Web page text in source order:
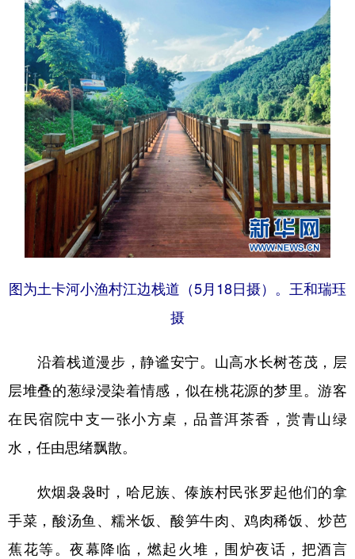
图为土卡河小渔村江边栈道（5月18日摄）。王和瑞珏
摄
沿着栈道漫步，静谧安宁。山高水长树苍茂，层
层堆叠的葱绿浸染着情感，似在桃花源的梦里。游客
在民宿院中支一张小方桌，品普洱茶香，赏青山绿
水，任由思绪飘散。
炊烟袅袅时，哈尼族、傣族村民张罗起他们的拿
手菜，酸汤鱼、糯米饭、酸笋牛肉、鸡肉稀饭、炒芭
蕉花等。夜幕降临，燃起火堆，围炉夜话，把酒言